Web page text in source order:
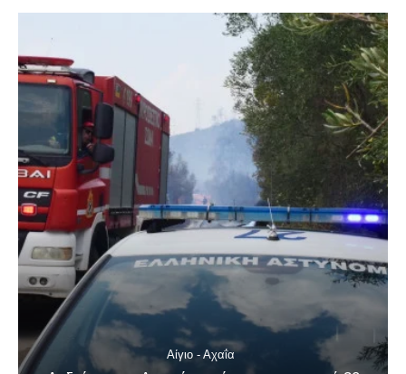
Αίγιο - Αχαΐα